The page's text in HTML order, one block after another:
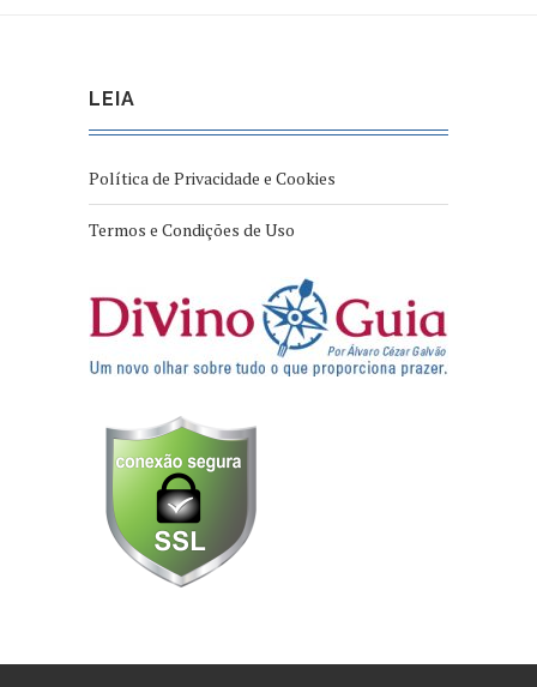
LEIA
Política de Privacidade e Cookies
Termos e Condições de Uso